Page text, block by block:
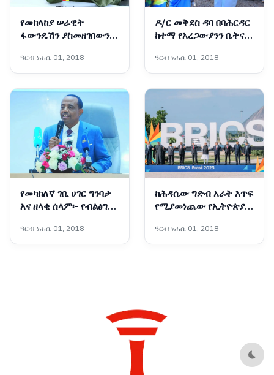
የመከላከያ ሠራዊት
ፋውንዴሽን ያስመዘገበውን
ፊልድ ማርሻል ብርሃኑ ጁላ
ዓርብ ነሐሴ 01, 2018
ዶ/ር መቅደስ ዳባ በባሕርዳር
ከተማ የአረጋውያንን ቤትና
አስጀመሩ
ዓርብ ነሐሴ 01, 2018
የመካከለኛ ገቢ ሀገር ግንባታ
እና ዘላቂ ሰላም፡- የብልፅግና
ዓመታት ስትራቴጂካዊ
አቅጣጫዎች
ዓርብ ነሐሴ 01, 2018
ከሕዳሴው ግድብ አራት እጥፍ
የሚያመነጨው የኢትዮጵያ
ዓርብ ነሐሴ 01, 2018